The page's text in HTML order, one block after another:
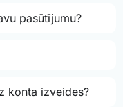
pasūtījumu?
konta izveides?